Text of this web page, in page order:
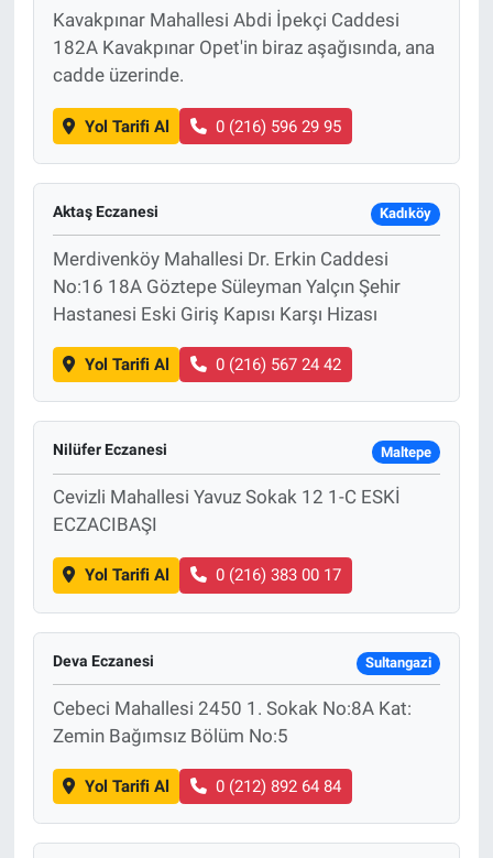
Kavakpınar Mahallesi Abdi İpekçi Caddesi
182A Kavakpınar Opet'in biraz aşağısında, ana
cadde üzerinde.
Yol Tarifi Al 0 (216) 596 29 95
Aktaş Eczanesi Kadıköy
Merdivenköy Mahallesi Dr. Erkin Caddesi
No:16 18A Göztepe Süleyman Yalçın Şehir
Hastanesi Eski Giriş Kapısı Karşı Hizası
Yol Tarifi Al 0 (216) 567 24 42
Nilüfer Eczanesi Maltepe
Cevizli Mahallesi Yavuz Sokak 12 1-C ESKİ
ECZACIBAŞI
Yol Tarifi Al 0 (216) 383 00 17
Deva Eczanesi Sultangazi
Cebeci Mahallesi 2450 1. Sokak No:8A Kat:
Zemin Bağımsız Bölüm No:5
Yol Tarifi Al 0 (212) 892 64 84